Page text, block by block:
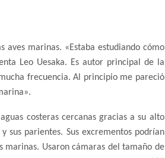
aves marinas. «Estaba estudiando cómo
Leo Uesaka. Es autor principal de la
frecuencia. Al principio me pareció
costeras cercanas gracias a su alto
sus parientes. Sus excrementos podrían
Usaron cámaras del tamaño de